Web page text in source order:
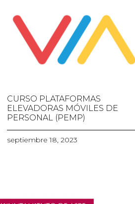
CURSO PLATAFORMAS
ELEVADORAS MÓVILES DE
PERSONAL (PEMP)
septiembre 18, 2023